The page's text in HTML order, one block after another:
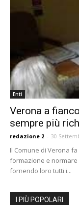
Enti
Verona a
sempre più
redazione 2 - 30
Il Comune di Verona
formazione e
fornendo loro tutti i...
I PIÙ POPOLARI